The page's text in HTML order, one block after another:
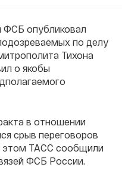
ФСБ опубликовал
по делу
Тихона
о якобы
в отношении
срыв переговоров
ТАСС сообщили
ФСБ России.